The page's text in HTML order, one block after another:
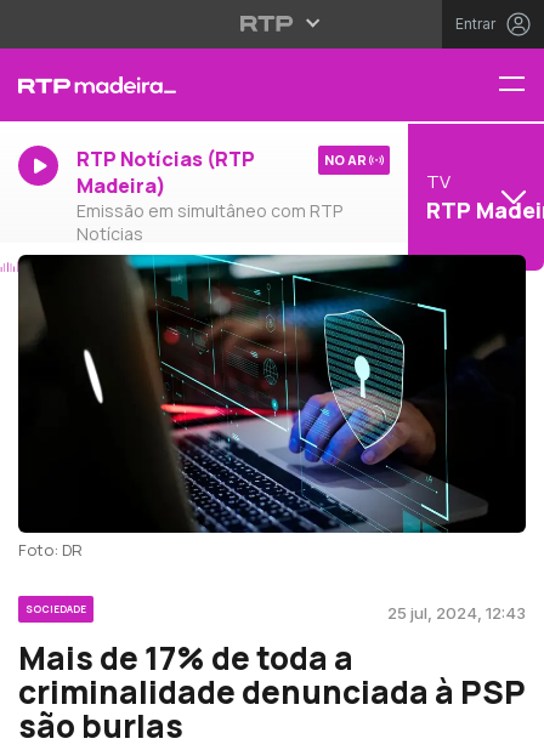
Entrar
RTP Notícias (RTP
Madeira)
Emissão em simultâneo com RTP
Notícias
NO AR
TV
RTP
Foto: DR
SOCIEDADE 25 jul, 2024, 12:43
Mais de 17% de toda a
criminalidade denunciada à PSP
são burlas